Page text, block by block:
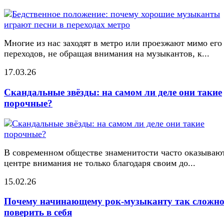
Многие из нас заходят в метро или проезжают мимо его
переходов, не обращая внимания на музыкантов, к...
17.03.26
Скандальные звёзды: на самом ли деле они такие
порочные?
В современном обществе знаменитости часто
центре внимания не только благодаря своим до...
15.02.26
Почему начинающему рок-музыканту так сложно
поверить в себя